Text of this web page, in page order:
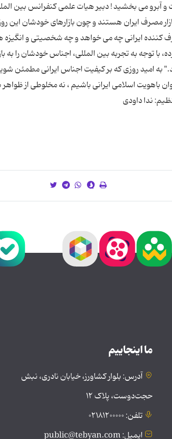
آبرو می بخشید ! دبیر هیات علمی کنفرانس بین
مصرف ایران هستند و چون بازارهای خودشان این
کننده ایرانی چه می خواهد و چه شخصیتی و انگیزه
با توجه به تجربه بین المللی، اجناس خودشان را به
به امید روزی كه بر كیفیت اجناس ایرانی مطمئن
باهویت اسلامی ایرانی باشیم ، نه مخلوطی از ظواهر
ندا داودی
ما اینجاییم
آدرس: بلوار کشاورز، خیابان نادری، نبش
حجت‌دوست، پلاک ۱۲
تلفن: ۰۲۱۸۱۲۰۰۰۰۰
ایمیل: public@tebyan.com